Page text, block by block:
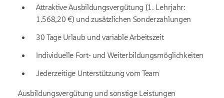
Attraktive Ausbildungsvergütung (1. Lehrjahr:
1.568,20 €) und zusätzlichen Sonderzahlungen
30 Tage Urlaub und variable Arbeitszeit
Individuelle Fort- und Weiterbildungsmöglichkeiten
Jederzeitige Unterstützung vom Team
Ausbildungsvergütung und sonstige Leistungen